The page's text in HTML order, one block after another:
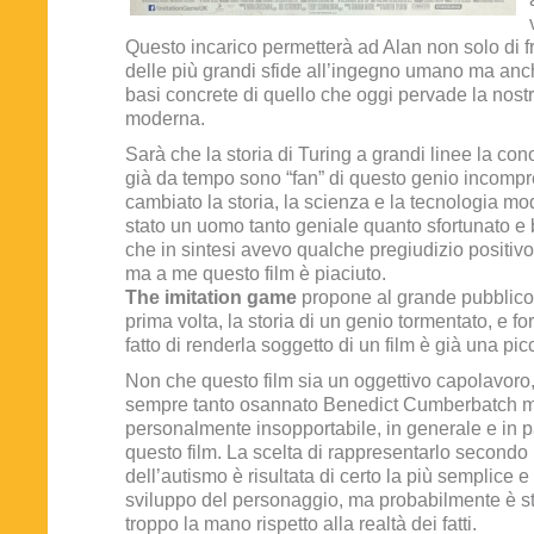
Questo incarico permetterà ad Alan non solo di
delle più grandi sfide all’ingegno umano ma
basi concrete di quello che oggi pervade la
moderna.
Sarà che la storia di Turing a grandi linee la
già da tempo sono “fan” di questo genio
cambiato la storia, la scienza e la tecnologia
stato un uomo tanto geniale quanto sfortunato
che in sintesi avevo qualche pregiudizio
ma a me questo film è piaciuto.
The imitation game propone al grande
prima volta, la storia di un genio tormentato, e
fatto di renderla soggetto di un film è già una
Non che questo film sia un oggettivo
sempre tanto osannato Benedict Cumberbatch
personalmente insopportabile, in generale e in
questo film. La scelta di rappresentarlo
dell’autismo è risultata di certo la più semplice
sviluppo del personaggio, ma probabilmente è
troppo la mano rispetto alla realtà dei fatti.